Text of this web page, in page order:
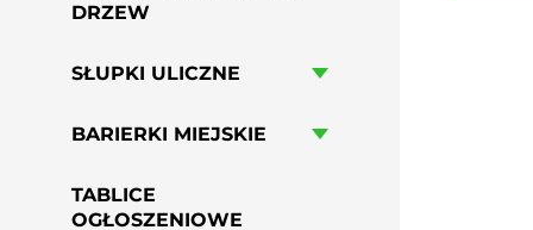
DRZEW
SŁUPKI ULICZNE
BARIERKI MIEJSKIE
TABLICE
OGŁOSZENIOWE